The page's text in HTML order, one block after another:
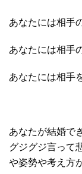
あなたには相手
あなたには相手
あなたには相手
あなたが結婚で
グジグジ言って
や姿勢や考え方